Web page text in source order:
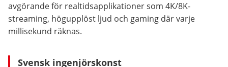
avgörande för realtidsapplikationer som 4K/8K-
streaming, högupplöst ljud och gaming där varje
millisekund räknas.
Svensk ingenjörskonst